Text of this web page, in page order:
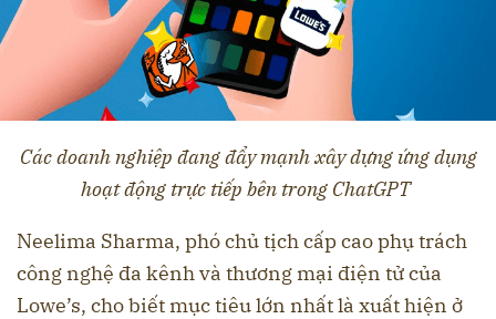
Các doanh nghiệp đang đẩy mạnh xây dựng ứng dụng
hoạt động trực tiếp bên trong ChatGPT
Neelima Sharma, phó chủ tịch cấp cao phụ trách
công nghệ đa kênh và thương mại điện tử của
Lowe’s, cho biết mục tiêu lớn nhất là xuất hiện ở